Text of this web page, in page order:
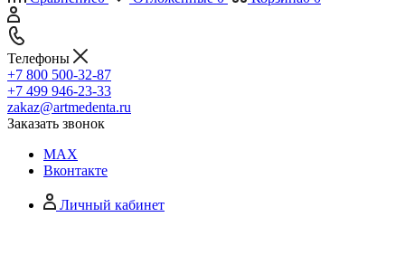
Телефоны
+7 800 500-32-87
+7 499 946-23-33
zakaz@artmedenta.ru
Заказать звонок
MAX
Вконтакте
Личный кабинет